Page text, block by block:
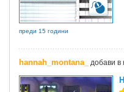
преди 15 години
hannah_montana_ добави в